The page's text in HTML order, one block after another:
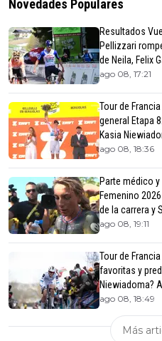
Novedades Populares
Resultados
Pellizzari
de Neila, Felix
ago 08, 17:21
Tour de
general Etapa
Kasia
ago 08, 18:36
Parte médico
Femenino
de la carrera y
ago 08, 19:11
Tour de
favoritas y
Niewiadoma?
ago 08, 18:49
Más